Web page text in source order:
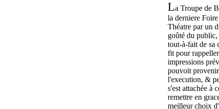
La Troupe de
la derniere
Théatre par un
goûté du public,
tout-à-fait de sa
fit pour
impressions
pouvoit
l'execution, &
s'est attachée à
remettre en
meilleur choix